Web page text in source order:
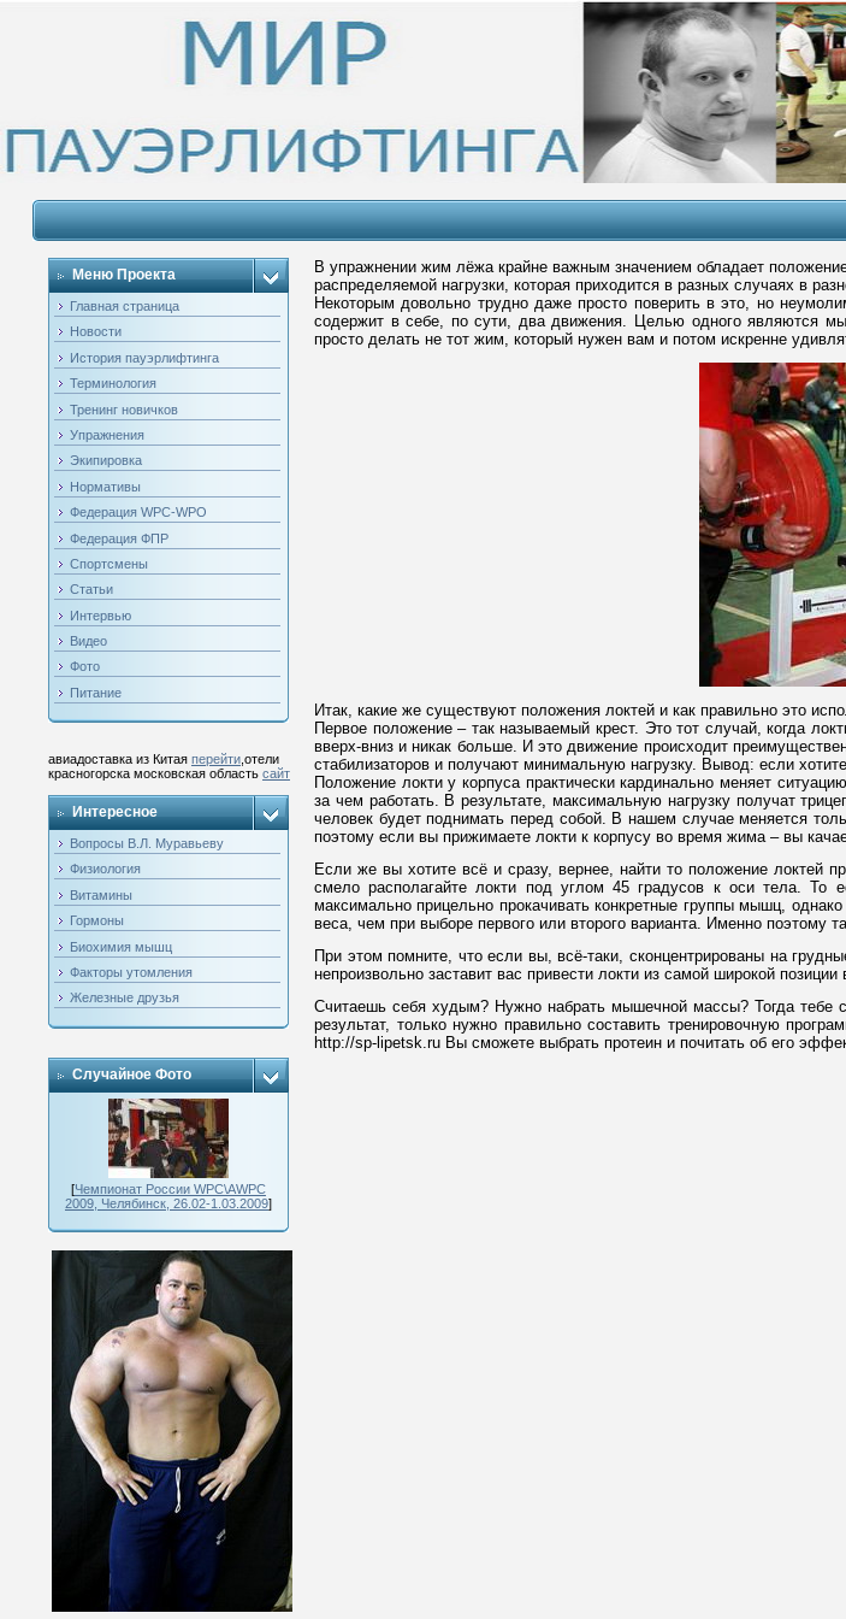
Меню Проекта
Главная страница
Новости
История пауэрлифтинга
Терминология
Тренинг новичков
Упражнения
Экипировка
Нормативы
Федерация WPC-WPO
Федерация ФПР
Спортсмены
Статьи
Интервью
Видео
Фото
Питание
авиадоставка из Китая перейти,отели
красногорска московская область сайт
Интересное
Вопросы В.Л. Муравьеву
Физиология
Витамины
Гормоны
Биохимия мышц
Факторы утомления
Железные друзья
Случайное Фото
[Чемпионат России WPC\AWPC
2009, Челябинск, 26.02-1.03.2009]
В упражнении жим лёжа крайне важным значением обладает
распределяемой нагрузки, которая приходится в разных случаях в
Некоторым довольно трудно даже просто поверить в это, но
содержит в себе, по сути, два движения. Целью одного являются
просто делать не тот жим, который нужен вам и потом искренне
Итак, какие же существуют положения локтей и как правильно это
Первое положение – так называемый крест. Это тот случай, когда
вверх-вниз и никак больше. И это движение происходит
стабилизаторов и получают минимальную нагрузку. Вывод: если
Положение локти у корпуса практически кардинально меняет
за чем работать. В результате, максимальную нагрузку получат
человек будет поднимать перед собой. В нашем случае меняется
поэтому если вы прижимаете локти к корпусу во время жима – вы
Если же вы хотите всё и сразу, вернее, найти то положение локтей
смело располагайте локти под углом 45 градусов к оси тела.
максимально прицельно прокачивать конкретные группы мышц,
веса, чем при выборе первого или второго варианта. Именно
При этом помните, что если вы, всё-таки, сконцентрированы на
непроизвольно заставит вас привести локти из самой широкой
Считаешь себя худым? Нужно набрать мышечной массы? Тогда тебе
результат, только нужно правильно составить тренировочную
http://sp-lipetsk.ru Вы сможете выбрать протеин и почитать об его